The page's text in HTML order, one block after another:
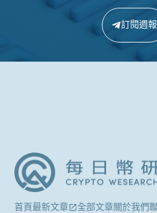
訂閱週報
首頁最新文章 全部文章關於我們